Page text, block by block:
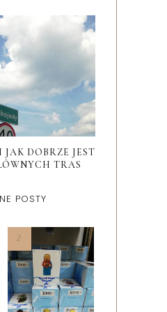
DOBRZE JEST
TRAS
POSTY